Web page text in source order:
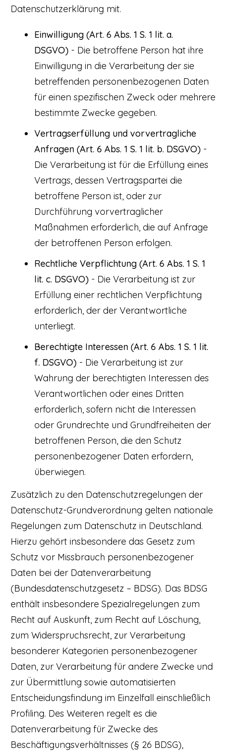
Datenschutzerklärung mit.
Einwilligung (Art. 6 Abs. 1 S. 1 lit. a.
DSGVO) - Die betroffene Person hat ihre
Einwilligung in die Verarbeitung der sie
betreffenden personenbezogenen Daten
für einen spezifischen Zweck oder mehrere
bestimmte Zwecke gegeben.
Vertragserfüllung und vorvertragliche
Anfragen (Art. 6 Abs. 1 S. 1 lit. b. DSGVO) -
Die Verarbeitung ist für die Erfüllung eines
Vertrags, dessen Vertragspartei die
betroffene Person ist, oder zur
Durchführung vorvertraglicher
Maßnahmen erforderlich, die auf Anfrage
der betroffenen Person erfolgen.
Rechtliche Verpflichtung (Art. 6 Abs. 1 S. 1
lit. c. DSGVO) - Die Verarbeitung ist zur
Erfüllung einer rechtlichen Verpflichtung
erforderlich, der der Verantwortliche
unterliegt.
Berechtigte Interessen (Art. 6 Abs. 1 S. 1 lit.
f. DSGVO) - Die Verarbeitung ist zur
Wahrung der berechtigten Interessen des
Verantwortlichen oder eines Dritten
erforderlich, sofern nicht die Interessen
oder Grundrechte und Grundfreiheiten der
betroffenen Person, die den Schutz
personenbezogener Daten erfordern,
überwiegen.
Zusätzlich zu den Datenschutzregelungen der
Datenschutz-Grundverordnung gelten nationale
Regelungen zum Datenschutz in Deutschland.
Hierzu gehört insbesondere das Gesetz zum
Schutz vor Missbrauch personenbezogener
Daten bei der Datenverarbeitung
(Bundesdatenschutzgesetz – BDSG). Das BDSG
enthält insbesondere Spezialregelungen zum
Recht auf Auskunft, zum Recht auf Löschung,
zum Widerspruchsrecht, zur Verarbeitung
besonderer Kategorien personenbezogener
Daten, zur Verarbeitung für andere Zwecke und
zur Übermittlung sowie automatisierten
Entscheidungsfindung im Einzelfall einschließlich
Profiling. Des Weiteren regelt es die
Datenverarbeitung für Zwecke des
Beschäftigungsverhältnisses (§ 26 BDSG),